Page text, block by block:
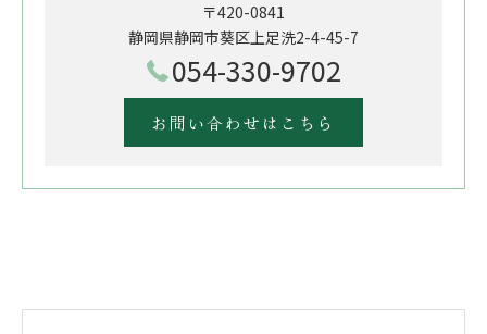
〒420-0841
静岡県静岡市葵区上足洗2-4-45-7
054-330-9702
お問い合わせはこちら